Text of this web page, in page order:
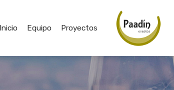
Inicio Equipo Proyectos